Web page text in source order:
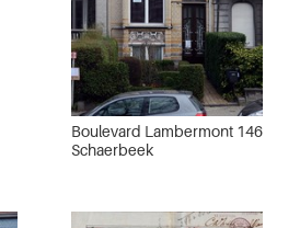
Boulevard Lambermont 146
Schaerbeek